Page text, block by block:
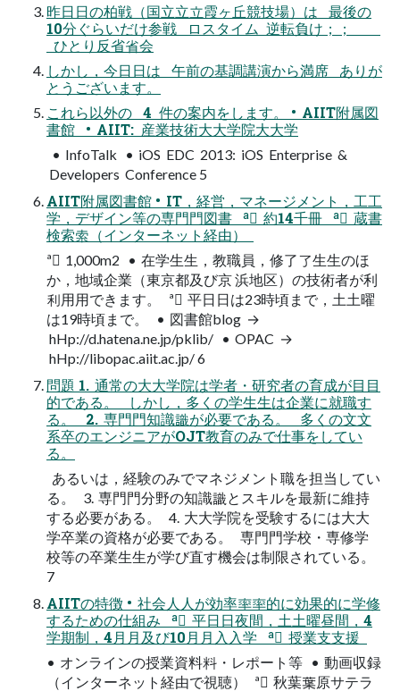
昨⽇日の柏戦（国⽴立立霞ヶ丘競技場）は 最後の
10分ぐらいだけ参戦 ロスタイム 逆転負け；；
ひとり反省省会
しかし，今⽇日は 午前の基調講演から満席 ありが
とうございます。
これら以外の 4 件の案内をします。 • AIIT附属図
書館 • AIIT: 産業技術⼤大学院⼤大学
• InfoTalk • iOS EDC 2013: iOS Enterprise &
Developers Conference 5
AIIT附属図書館 • IT，経営，マネージメント，⼯工
学，デザイン等の専⾨門図書 ª 約14千冊 ª 蔵書
検索索（インターネット経由）
ª 1,000m2 • 在学⽣生，教職員，修了了⽣生のほ
か，地域企業（東京都及び京 浜地区）の技術者が利
利⽤用できます。 ª 平⽇日は23時頃まで，⼟土曜
は19時頃まで。 • 図書館blog →
hHp://d.hatena.ne.jp/pklib/ • OPAC →
hHp://libopac.aiit.ac.jp/ 6
問題 1. 通常の⼤大学院は学者・研究者の育成が⽬目
的である。 しかし，多くの学⽣生は企業に就職す
る。 2. 専⾨門知識識が必要である。 多くの⽂文
系卒のエンジニアがOJT教育のみで仕事をしてい
る。
あるいは，経験のみでマネジメント職を担当してい
る。 3. 専⾨門分野の知識識とスキルを最新に維持
する必要がある。 4. ⼤大学院を受験するには⼤大
学卒業の資格が必要である。 専⾨門学校・専修学
校等の卒業⽣生が学び直す機会は制限されている。
7
AIITの特徴 • 社会⼈人が効率率率的に効果的に学修
するための仕組み ª 平⽇日夜間，⼟土曜昼間，4
学期制，4⽉月及び10⽉月⼊入学 ª 授業⽀支援
• オンラインの授業資料料・レポート等 • 動画収録
（インターネット経由で視聴） ª 秋葉葉原サテラ